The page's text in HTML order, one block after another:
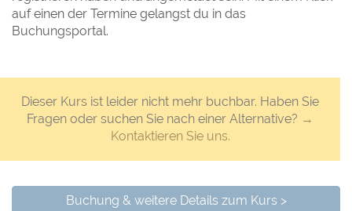
auf einen der Termine gelangst du in das
Buchungsportal.
Dieser Kurs ist leider nicht mehr buchbar. Haben Sie
Fragen oder suchen Sie nach einer Alternative? →
Kontaktieren Sie uns.
Buchung & weitere Details zum Kurs >